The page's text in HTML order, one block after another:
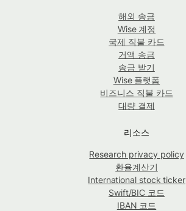
해외 송금
Wise 계정
국제 직불 카드
거액 송금
송금 받기
Wise 플랫폼
비즈니스 직불 카드
대량 결제
리소스
Research privacy policy
환율계산기
International stock ticker
Swift/BIC 코드
IBAN 코드